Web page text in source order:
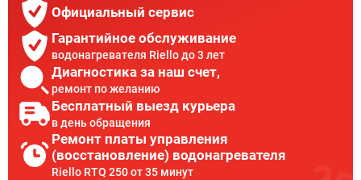
Официальный сервис
Гарантийное обслуживание
водонагревателя Riello до 3 лет
Диагностика за наш счет,
ремонт по желанию
Бесплатный выезд курьера
в день обращения
Ремонт платы управления
(восстановление) водонагревателя
Riello RTQ 250 от 35 минут